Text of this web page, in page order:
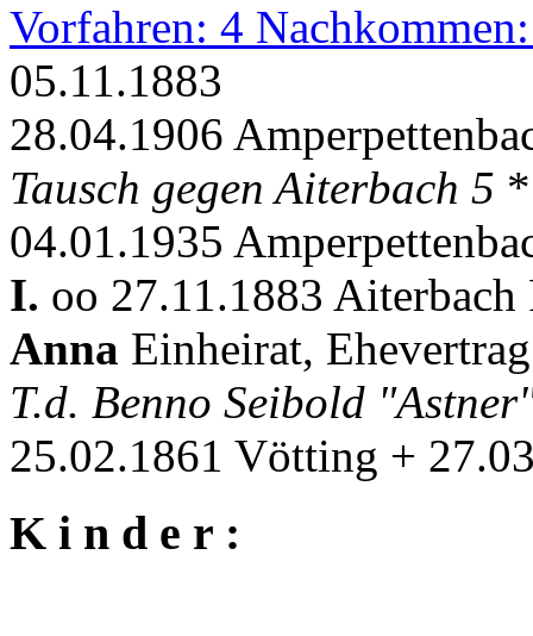
Vorfahren: 4
05.11.1883
28.04.1906
Tausch gegen Aiterbach 5
04.01.1935
I. oo 27.11.1883 Aiterbach
Anna Einheirat, Ehevertrag
T.d. Benno Seibold
25.02.1861 Vötting +
K i n d e r :